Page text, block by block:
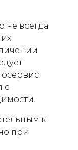
не всегда
с
к
при